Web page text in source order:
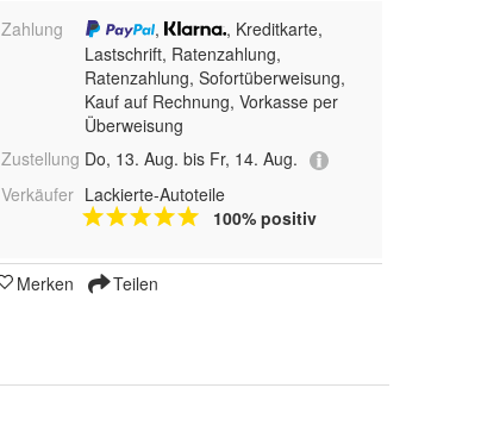
Zahlung
,
, Kreditkarte,
Lastschrift, Ratenzahlung,
Ratenzahlung, Sofortüberweisung,
Kauf auf Rechnung, Vorkasse per
Überweisung
Zustellung Do, 13. Aug. bis Fr, 14. Aug.
Verkäufer Lackierte-Autoteile
100% positiv
Merken Teilen